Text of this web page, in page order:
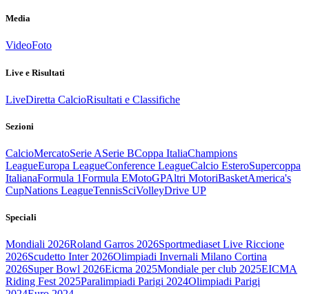
Media
VideoFoto
Live e Risultati
LiveDiretta CalcioRisultati e Classifiche
Sezioni
CalcioMercatoSerie ASerie BCoppa ItaliaChampions
LeagueEuropa LeagueConference LeagueCalcio EsteroSupercoppa
ItalianaFormula 1Formula EMotoGPAltri MotoriBasketAmerica's
CupNations LeagueTennisSciVolleyDrive UP
Speciali
Mondiali 2026Roland Garros 2026Sportmediaset Live Riccione
2026Scudetto Inter 2026Olimpiadi Invernali Milano Cortina
2026Super Bowl 2026Eicma 2025Mondiale per club 2025EICMA
Riding Fest 2025Paralimpiadi Parigi 2024Olimpiadi Parigi